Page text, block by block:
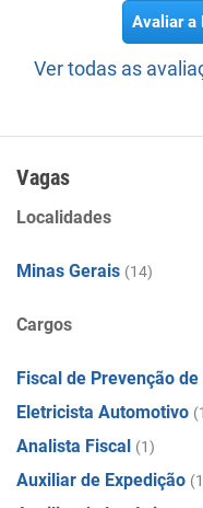
Avaliar a
Ver todas as
Vagas
Localidades
Minas Gerais (14)
Cargos
Fiscal de Prevenção
Eletricista Automotivo
Analista Fiscal (1)
Auxiliar de Expedição